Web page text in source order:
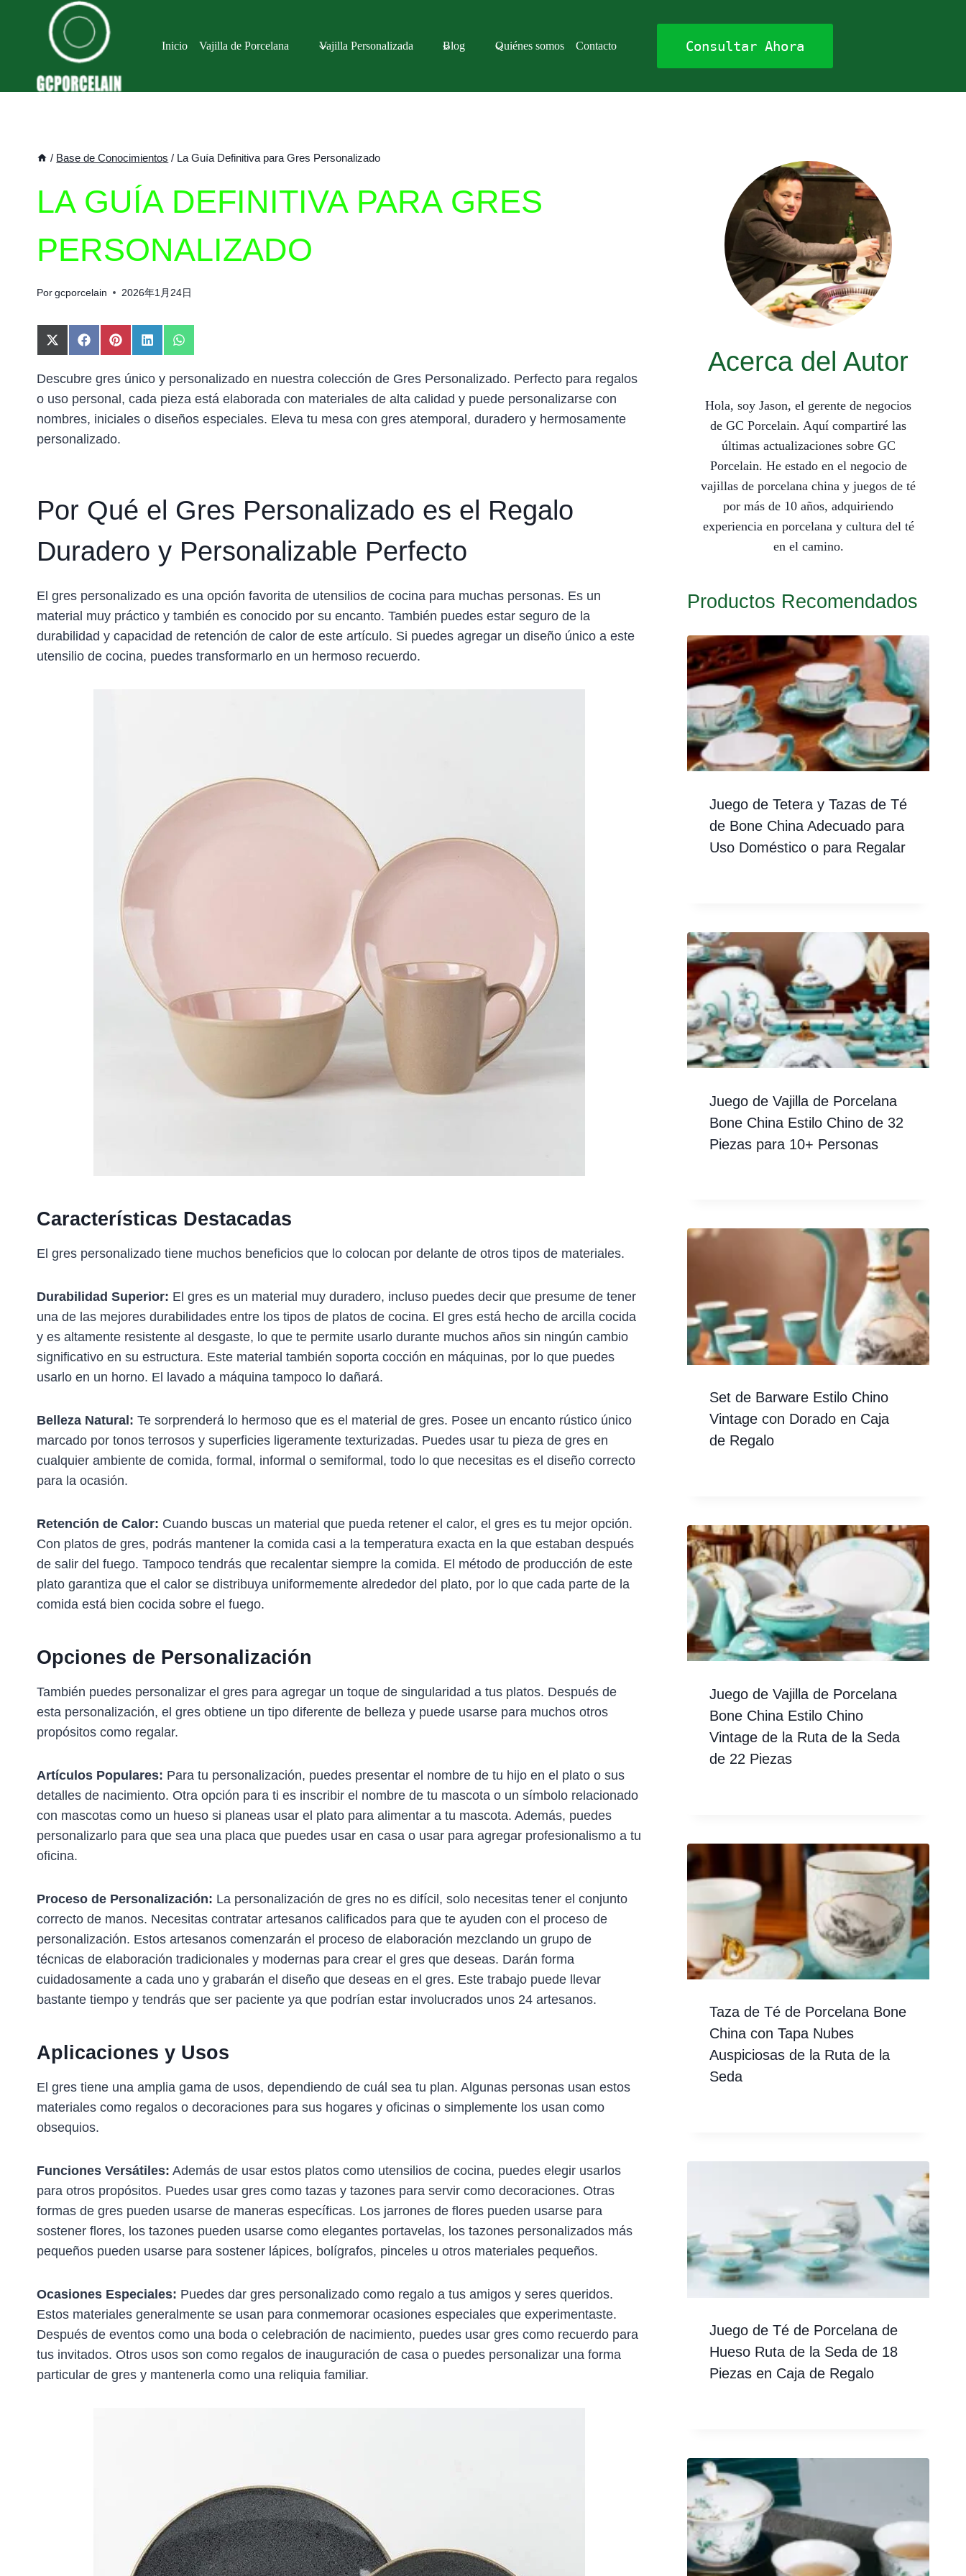
contenido
Inicio Vajilla de Porcelana Vajilla Personalizada Blog Quiénes somos Contacto Consultar Ahora
/ Base de Conocimientos / La Guía Definitiva para Gres Personalizado
LA GUÍA DEFINITIVA PARA GRES
PERSONALIZADO
Porgcporcelain 2026年1月24日
C
O
M
P
A
R
T
I
(
T
I
T
E
R
)
C
O
M
P
A
R
T
I
A
C
B
O
K
C
O
M
P
A
R
T
I
I
N
E
R
S
T
C
O
M
P
A
R
T
I
N
E
D
N
C
O
M
P
A
R
T
H
A
S
A
P
Descubre gres único y personalizado en nuestra colección de Gres Personalizado. Perfecto para regalos
o uso personal, cada pieza está elaborada con materiales de alta calidad y puede personalizarse con
nombres, iniciales o diseños especiales. Eleva tu mesa con gres atemporal, duradero y hermosamente
personalizado.
Por Qué el Gres Personalizado es el Regalo
Duradero y Personalizable Perfecto
El gres personalizado es una opción favorita de utensilios de cocina para muchas personas. Es un
material muy práctico y también es conocido por su encanto. También puedes estar seguro de la
durabilidad y capacidad de retención de calor de este artículo. Si puedes agregar un diseño único a este
utensilio de cocina, puedes transformarlo en un hermoso recuerdo.
Características Destacadas
El gres personalizado tiene muchos beneficios que lo colocan por delante de otros tipos de materiales.
Durabilidad Superior: El gres es un material muy duradero, incluso puedes decir que presume de tener
una de las mejores durabilidades entre los tipos de platos de cocina. El gres está hecho de arcilla cocida
y es altamente resistente al desgaste, lo que te permite usarlo durante muchos años sin ningún cambio
significativo en su estructura. Este material también soporta cocción en máquinas, por lo que puedes
usarlo en un horno. El lavado a máquina tampoco lo dañará.
Belleza Natural: Te sorprenderá lo hermoso que es el material de gres. Posee un encanto rústico único
marcado por tonos terrosos y superficies ligeramente texturizadas. Puedes usar tu pieza de gres en
cualquier ambiente de comida, formal, informal o semiformal, todo lo que necesitas es el diseño correcto
para la ocasión.
Retención de Calor: Cuando buscas un material que pueda retener el calor, el gres es tu mejor opción.
Con platos de gres, podrás mantener la comida casi a la temperatura exacta en la que estaban después
de salir del fuego. Tampoco tendrás que recalentar siempre la comida. El método de producción de este
plato garantiza que el calor se distribuya uniformemente alrededor del plato, por lo que cada parte de la
comida está bien cocida sobre el fuego.
Opciones de Personalización
También puedes personalizar el gres para agregar un toque de singularidad a tus platos. Después de
esta personalización, el gres obtiene un tipo diferente de belleza y puede usarse para muchos otros
propósitos como regalar.
Artículos Populares: Para tu personalización, puedes presentar el nombre de tu hijo en el plato o sus
detalles de nacimiento. Otra opción para ti es inscribir el nombre de tu mascota o un símbolo relacionado
con mascotas como un hueso si planeas usar el plato para alimentar a tu mascota. Además, puedes
personalizarlo para que sea una placa que puedes usar en casa o usar para agregar profesionalismo a tu
oficina.
Proceso de Personalización: La personalización de gres no es difícil, solo necesitas tener el conjunto
correcto de manos. Necesitas contratar artesanos calificados para que te ayuden con el proceso de
personalización. Estos artesanos comenzarán el proceso de elaboración mezclando un grupo de
técnicas de elaboración tradicionales y modernas para crear el gres que deseas. Darán forma
cuidadosamente a cada uno y grabarán el diseño que deseas en el gres. Este trabajo puede llevar
bastante tiempo y tendrás que ser paciente ya que podrían estar involucrados unos 24 artesanos.
Aplicaciones y Usos
El gres tiene una amplia gama de usos, dependiendo de cuál sea tu plan. Algunas personas usan estos
materiales como regalos o decoraciones para sus hogares y oficinas o simplemente los usan como
obsequios.
Funciones Versátiles: Además de usar estos platos como utensilios de cocina, puedes elegir usarlos
para otros propósitos. Puedes usar gres como tazas y tazones para servir como decoraciones. Otras
formas de gres pueden usarse de maneras específicas. Los jarrones de flores pueden usarse para
sostener flores, los tazones pueden usarse como elegantes portavelas, los tazones personalizados más
pequeños pueden usarse para sostener lápices, bolígrafos, pinceles u otros materiales pequeños.
Ocasiones Especiales: Puedes dar gres personalizado como regalo a tus amigos y seres queridos.
Estos materiales generalmente se usan para conmemorar ocasiones especiales que experimentaste.
Después de eventos como una boda o celebración de nacimiento, puedes usar gres como recuerdo para
tus invitados. Otros usos son como regalos de inauguración de casa o puedes personalizar una forma
particular de gres y mantenerla como una reliquia familiar.
Acerca del Autor
Hola, soy Jason, el gerente de negocios
de GC Porcelain. Aquí compartiré las
últimas actualizaciones sobre GC
Porcelain. He estado en el negocio de
vajillas de porcelana china y juegos de té
por más de 10 años, adquiriendo
experiencia en porcelana y cultura del té
en el camino.
Productos Recomendados
Juego de Tetera y Tazas de Té
de Bone China Adecuado para
Uso Doméstico o para Regalar
Juego de Vajilla de Porcelana
Bone China Estilo Chino de 32
Piezas para 10+ Personas
Set de Barware Estilo Chino
Vintage con Dorado en Caja
de Regalo
Juego de Vajilla de Porcelana
Bone China Estilo Chino
Vintage de la Ruta de la Seda
de 22 Piezas
Taza de Té de Porcelana Bone
China con Tapa Nubes
Auspiciosas de la Ruta de la
Seda
Juego de Té de Porcelana de
Hueso Ruta de la Seda de 18
Piezas en Caja de Regalo